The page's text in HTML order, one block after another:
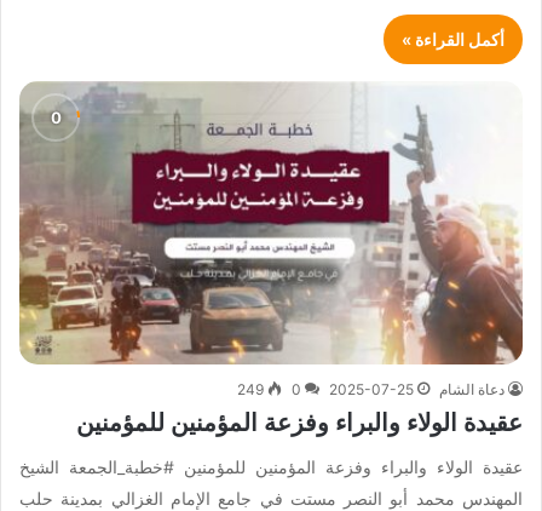
أكمل القراءة »
دعاة الشام 2025-07-25
0
249
عقيدة الولاء والبراء وفزعة المؤمنين للمؤمنين
عقيدة الولاء والبراء وفزعة المؤمنين للمؤمنين #خطبة_الجمعة الشيخ
المهندس محمد أبو النصر مستت في جامع الإمام الغزالي بمدينة حلب